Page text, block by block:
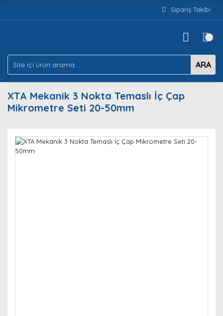
Sipariş Takibi
ARA
XTA Mekanik 3 Nokta Temaslı İç Çap
Mikrometre Seti 20-50mm